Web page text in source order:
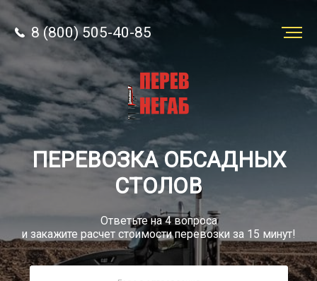
8 (800) 505-40-85
Заказать
перевозку
Грузы
8 (800) 505-40-85
ПЕРЕВОЗКА ОБСАДНЫХ
СТОЛОВ
Ответьте на 4 вопроса
и закажите расчет стоимости перевозки за 15 минут!